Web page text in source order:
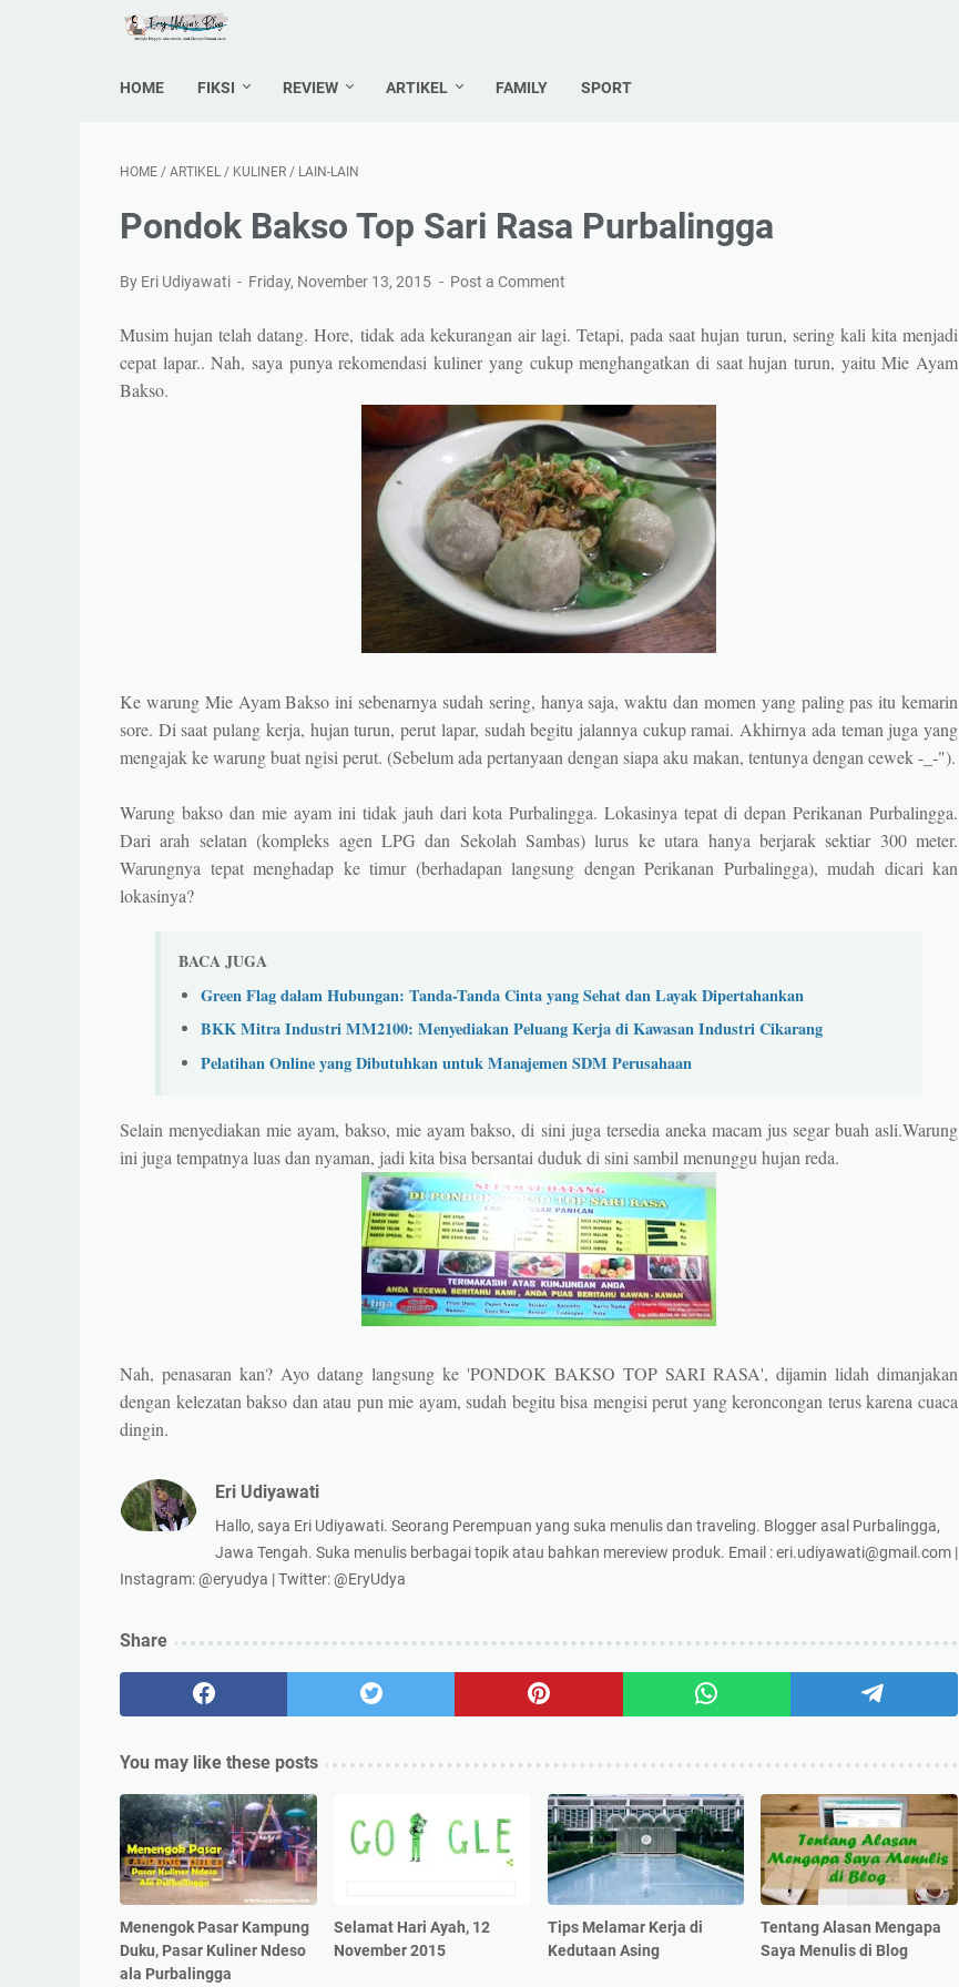
HOME FIKSI REVIEW ARTIKEL FAMILY SPORT
HOME / ARTIKEL / KULINER / LAIN-LAIN
Pondok Bakso Top Sari Rasa Purbalingga
By Eri Udiyawati Friday, November 13, 2015 Post a Comment
Musim hujan telah datang. Hore, tidak ada kekurangan air lagi. Tetapi, pada saat hujan turun, sering kali kita menjadi
cepat lapar.. Nah, saya punya rekomendasi kuliner yang cukup menghangatkan di saat hujan turun, yaitu Mie Ayam
Bakso.
Ke warung Mie Ayam Bakso ini sebenarnya sudah sering, hanya saja, waktu dan momen yang paling pas itu kemarin
sore. Di saat pulang kerja, hujan turun, perut lapar, sudah begitu jalannya cukup ramai. Akhirnya ada teman juga yang
mengajak ke warung buat ngisi perut. (Sebelum ada pertanyaan dengan siapa aku makan, tentunya dengan cewek -_-").
Warung bakso dan mie ayam ini tidak jauh dari kota Purbalingga. Lokasinya tepat di depan Perikanan Purbalingga.
Dari arah selatan (kompleks agen LPG dan Sekolah Sambas) lurus ke utara hanya berjarak sektiar 300 meter.
Warungnya tepat menghadap ke timur (berhadapan langsung dengan Perikanan Purbalingga), mudah dicari kan
lokasinya?
BACA JUGA
Green Flag dalam Hubungan: Tanda-Tanda Cinta yang Sehat dan Layak Dipertahankan
BKK Mitra Industri MM2100: Menyediakan Peluang Kerja di Kawasan Industri Cikarang
Pelatihan Online yang Dibutuhkan untuk Manajemen SDM Perusahaan
Selain menyediakan mie ayam, bakso, mie ayam bakso, di sini juga tersedia aneka macam jus segar buah asli.Warung
ini juga tempatnya luas dan nyaman, jadi kita bisa bersantai duduk di sini sambil menunggu hujan reda.
Nah, penasaran kan? Ayo datang langsung ke 'PONDOK BAKSO TOP SARI RASA', dijamin lidah dimanjakan
dengan kelezatan bakso dan atau pun mie ayam, sudah begitu bisa mengisi perut yang keroncongan terus karena cuaca
dingin.
Eri Udiyawati
Hallo, saya Eri Udiyawati. Seorang Perempuan yang suka menulis dan traveling. Blogger asal Purbalingga,
Jawa Tengah. Suka menulis berbagai topik atau bahkan mereview produk. Email : eri.udiyawati@gmail.com |
Instagram: @eryudya | Twitter: @EryUdya
Share
You may like these posts
Menengok Pasar Kampung
Duku, Pasar Kuliner Ndeso
ala Purbalingga
Selamat Hari Ayah, 12
November 2015
Tips Melamar Kerja di
Kedutaan Asing
Tentang Alasan Mengapa
Saya Menulis di Blog